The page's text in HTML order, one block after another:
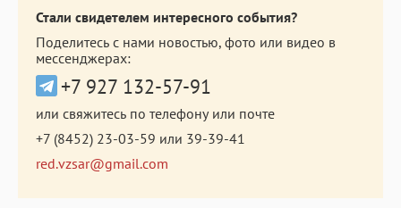
Стали свидетелем интересного события?
Поделитесь с нами новостью, фото или видео в
мессенджерах:
+7 927 132-57-91
или свяжитесь по телефону или почте
+7 (8452) 23-03-59 или 39-39-41
red.vzsar@gmail.com